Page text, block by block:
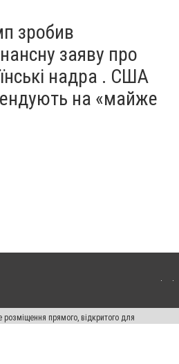
зробив
заяву про
надра . США
на «майже
прямого, відкритого для